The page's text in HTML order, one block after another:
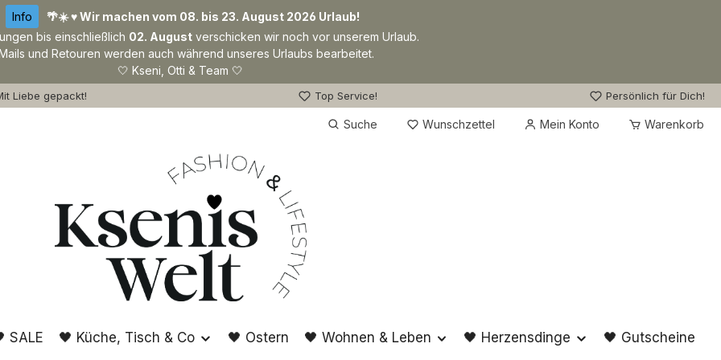
Info
🌴☀️ ♥ Wir machen vom 08. bis 23. August 2026 Urlaub!
bis einschließlich 02. August verschicken wir noch vor unserem Urlaub.
und Retouren werden auch während unseres Urlaubs bearbeitet.
🤍 Kseni, Otti & Team 🤍
Liebe gepackt! Top Service! Persönlich für Dich!
Suche Wunschzettel Du hast 0 Produkte auf dem Merkzettel
Mein Konto Warenkorb
SALE 🖤 Küche, Tisch & Co 🖤 Ostern 🖤 Wohnen & Leben 🖤 Herzensdinge 🖤 Gutscheine